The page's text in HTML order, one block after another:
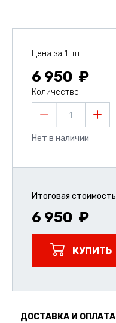
Цена за 1 шт.
6 950
Количество
1
Нет в наличии
Итоговая стоимость
6 950
КУПИТЬ
ДОСТАВКА И ОПЛАТА